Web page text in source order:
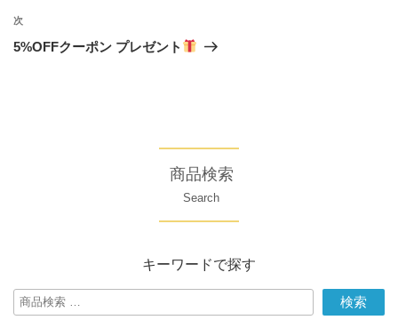
ビ
ゲ
投
次
の
次
5%OFFクーポン プレゼント
商品検索
Search
キーワードで探す
検
索
検索